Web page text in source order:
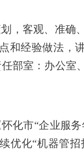
，客观、准确
和经验做法，
部室：办公室、
怀化市“企业服
优化“机器管